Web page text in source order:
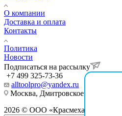
О компании
Доставка и оплата
Контакты
Политика
Новости
Подписаться на рассылку
+7 499 325-73-36
alltoolpro@yandex.ru
Москва, Дмитровское шоссе , д 81
2026 © ООО «Красмеханика»